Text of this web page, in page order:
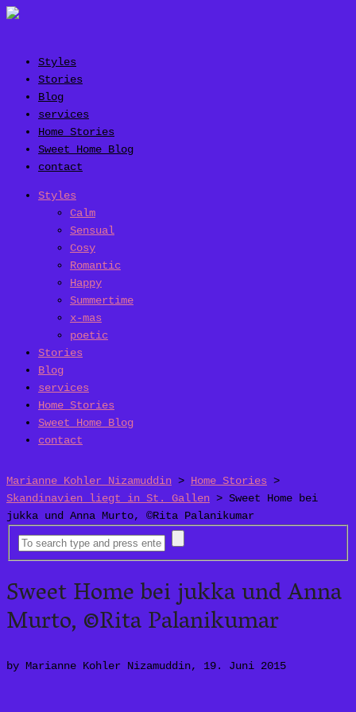
Styles
Stories
Blog
services
Home Stories
Sweet Home Blog
contact
Styles
Calm
Sensual
Cosy
Romantic
Happy
Summertime
x-mas
poetic
Stories
Blog
services
Home Stories
Sweet Home Blog
contact
Marianne Kohler Nizamuddin > Home Stories >
Skandinavien liegt in St. Gallen > Sweet Home bei
jukka und Anna Murto, ©Rita Palanikumar
Sweet Home bei jukka und Anna
Murto, ©Rita Palanikumar
by Marianne Kohler Nizamuddin, 19. Juni 2015